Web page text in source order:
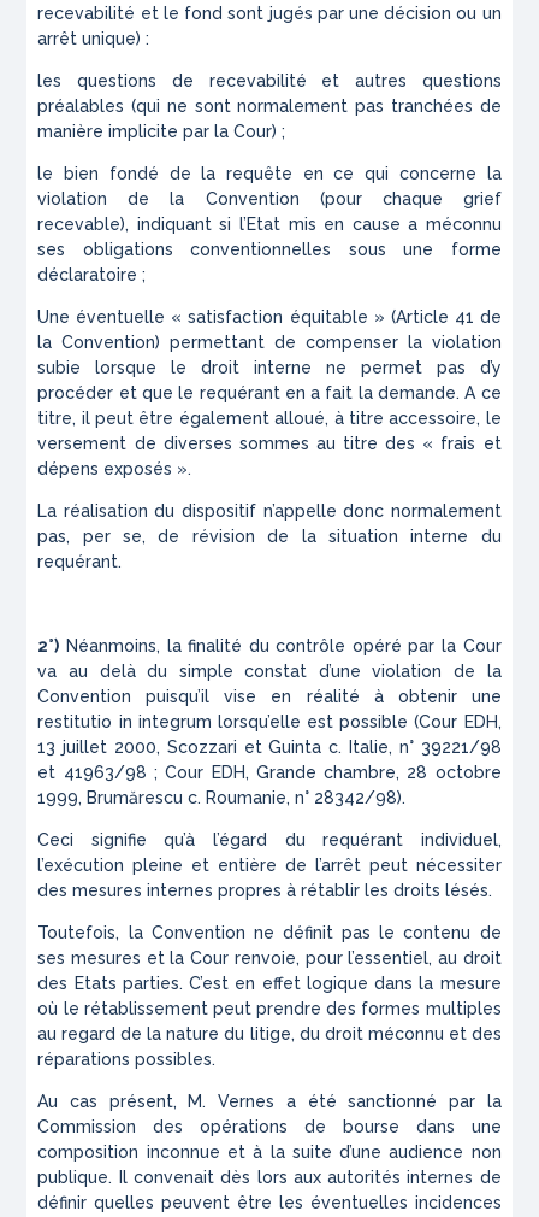
recevabilité et le fond sont jugés par une décision ou un
arrêt unique) :
les questions de recevabilité et autres questions
préalables (qui ne sont normalement pas tranchées de
manière implicite par la Cour) ;
le bien fondé de la requête en ce qui concerne la
violation de la Convention (pour chaque grief
recevable), indiquant si l’Etat mis en cause a méconnu
ses obligations conventionnelles sous une forme
déclaratoire ;
Une éventuelle « satisfaction équitable » (Article 41 de
la Convention) permettant de compenser la violation
subie lorsque le droit interne ne permet pas d’y
procéder et que le requérant en a fait la demande. A ce
titre, il peut être également alloué, à titre accessoire, le
versement de diverses sommes au titre des « frais et
dépens exposés ».
La réalisation du dispositif n’appelle donc normalement
pas, per se, de révision de la situation interne du
requérant.
2°) Néanmoins, la finalité du contrôle opéré par la Cour
va au delà du simple constat d’une violation de la
Convention puisqu’il vise en réalité à obtenir une
restitutio in integrum lorsqu’elle est possible (Cour EDH,
13 juillet 2000, Scozzari et Guinta c. Italie, n° 39221/98
et 41963/98 ; Cour EDH, Grande chambre, 28 octobre
1999, Brumărescu c. Roumanie, n° 28342/98).
Ceci signifie qu’à l’égard du requérant individuel,
l’exécution pleine et entière de l’arrêt peut nécessiter
des mesures internes propres à rétablir les droits lésés.
Toutefois, la Convention ne définit pas le contenu de
ses mesures et la Cour renvoie, pour l’essentiel, au droit
des Etats parties. C’est en effet logique dans la mesure
où le rétablissement peut prendre des formes multiples
au regard de la nature du litige, du droit méconnu et des
réparations possibles.
Au cas présent, M. Vernes a été sanctionné par la
Commission des opérations de bourse dans une
composition inconnue et à la suite d’une audience non
publique. Il convenait dès lors aux autorités internes de
définir quelles peuvent être les éventuelles incidences